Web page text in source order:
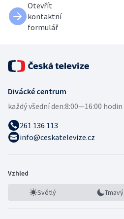
Otevřít
kontaktní
formulář
Divácké centrum
každý všední den:8:00—16:00 hodin
261 136 113
info@ceskatelevize.cz
Vzhled
Světlý Tmavý